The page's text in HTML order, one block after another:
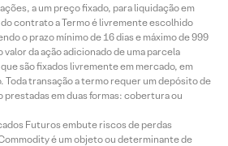
a um preço fixado, para liquidação em
contrato a Termo é livremente escolhido
o prazo mínimo de 16 dias e máximo de 999
da ação adicionado de uma parcela
são fixados livremente em mercado, em
Toda transação a termo requer um depósito de
prestadas em duas formas: cobertura ou
Futuros embute riscos de perdas
é um objeto ou determinante de